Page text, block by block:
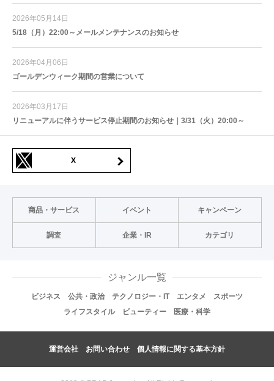
2026年05月14日
5/18（月）22:00～メールメンテナンスのお知らせ
2026年04月06日
ゴールデンウィーク期間の営業について
2026年03月17日
リニューアルに伴うサービス停止期間のお知らせ｜3/31（火）20:00～
X
商品・サービス イベント キャンペーン
調査 企業・IR カテゴリ
ジャンル一覧
ビジネス 公共・政治 テクノロジー・IT エンタメ
スポーツ
ライフスタイル
ビューティー 医療・科学
運営会社 お問い合わせ 個人情報に関する基本方針